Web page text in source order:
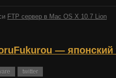
FTP сервер в Mac OS X 10.7 Lion
—
twitter